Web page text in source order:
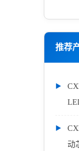
推荐
动